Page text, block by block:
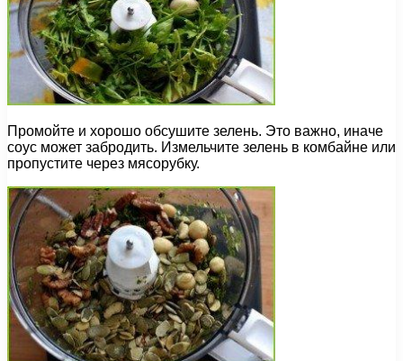
Промойте и хорошо обсушите зелень. Это важно, иначе
соус может забродить. Измельчите зелень в комбайне или
пропустите через мясорубку.